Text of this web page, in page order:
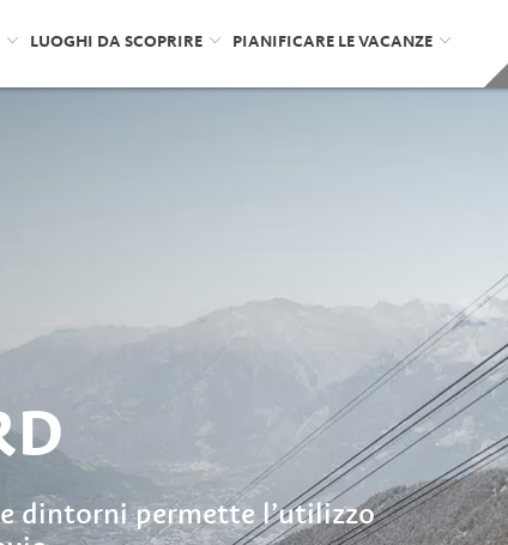
LUOGHI DA SCOPRIRE PIANIFICARE LE VACANZE
dintorni permette l’utilizzo